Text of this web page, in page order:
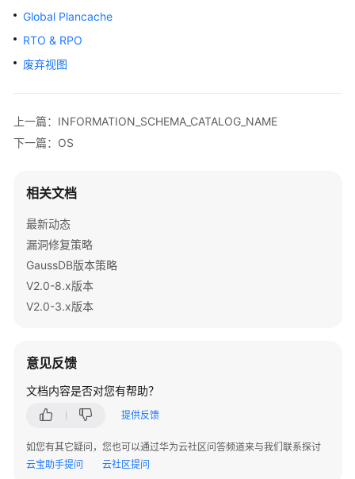
式
_V2.0-
10.x）
指
南
式
_V2.0-
10.x）
开
发
指
布
_V2.0-
8.x）
开
发
Global Plancache
RTO & RPO
废弃视图
上一篇：INFORMATION_SCHEMA_CATALOG_NAME
下一篇：OS
相关文档
最新动态
漏洞修复策略
GaussDB版本策略
V2.0-8.x版本
V2.0-3.x版本
意见反馈
文档内容是否对您有帮助？
提供反馈
如您有其它疑问，您也可以通过华为云社区问答频道来与我们联系探讨
云宝助手提问
云社区提问